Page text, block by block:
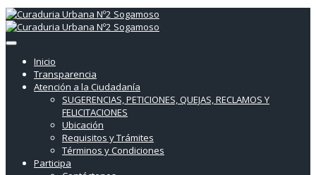
Inicio
Transparencia
Atención a la Ciudadanía
SUGERENCIAS, PETICIONES, QUEJAS, RECLAMOS Y
FELICITACIONES
Ubicación
Requisitos y Trámites
Términos y Condiciones
Participa